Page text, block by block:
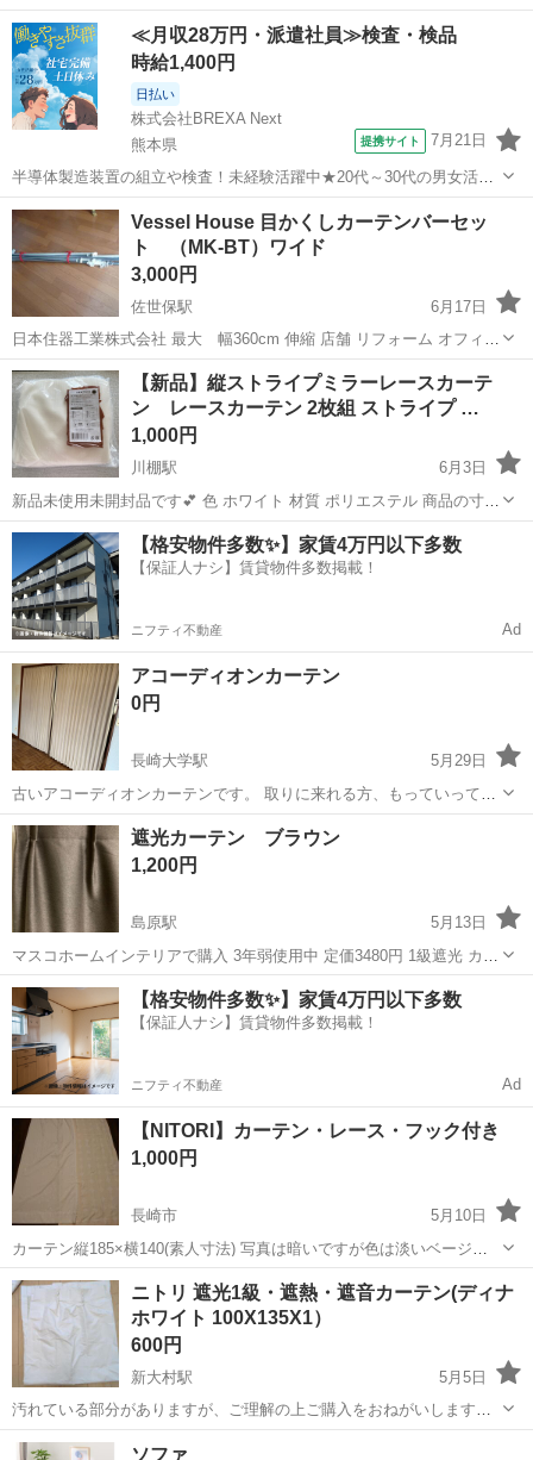
ラー：1.ウォームグレージュ 操作位置：右 部品色：ホワイト 巻き
方：逆巻き 280(mm)×高さ：1100(mm) 3本 取り付け簡単 最近購入
しました...
長崎 長崎市 赤迫駅 カーテン、ブラインド
ロールスクリーン
≪月収28万円・派遣社員≫検査・検品
時給1,400円
日払い
株式会社BREXA Next
熊本県
提携サイト 7月21日
半導体製造装置の組立や検査！未経験活躍中★20代～30代の男女活躍
中★ワンルーム寮完備！赴任旅費会社負担！マイカー通勤OK！無料駐
車場あり！正社員登用あり！《熊本県菊池郡大津町》 人気の工場のお
仕事 ◇半導体製造装置の組立...
熊本 その他
Vessel House 目かくしカーテンバーセッ
ト （MK-BT）ワイド
3,000円
佐世保駅
6月17日
日本住器工業株式会社 最大 幅360cm 伸縮 店舗 リフォーム オフィス
132～230cm 259～360cm ホワイト 突っ張り棒で店舗や住居の
間仕切りをするものです。店舗で使っていました。不要になったので
どな...
長崎 佐世保市 佐世保駅 カーテン、ブラインド
【新品】縦ストライプミラーレースカーテ
ン レースカーテン 2枚組 ストライプ …
1,000円
川棚駅
6月3日
新品未使用未開封品です︎💕︎ 色 ホワイト 材質 ポリエステル 商品の寸法
78長さ x 100幅 cm 不透明度 シアー 特徴 UVプロテクション, 断熱, 洗
濯可能, 調節可能, 軽量 【商品仕様】■素材 ポリエステ...
長崎 東彼杵郡 川棚駅 カーテン、ブラインド レース
【格安物件多数✨】家賃4万円以下多数
【保証人ナシ】賃貸物件多数掲載！
ニフティ不動産 Ad
アコーディオンカーテン
0円
長崎大学駅
5月29日
古いアコーディオンカーテンです。 取りに来れる方、もっていってく
ださい。 横250cm 縦206cm程です。 両開きで、レールもあります。
長崎 長崎市 長崎大学駅 カーテン、ブラインド
アコーディオン
遮光カーテン ブラウン
1,200円
島原駅
5月13日
マスコホームインテリアで購入 3年弱使用中 定価3480円 1級遮光 カラ
ー ブラウン サイズ100×178 2枚組 ヒダ1.5倍
長崎 島原市 島原駅 カーテン、ブラインド カーテン
【格安物件多数✨】家賃4万円以下多数
【保証人ナシ】賃貸物件多数掲載！
ニフティ不動産 Ad
【NITORI】カーテン・レース・フック付き
1,000円
長崎市
5月10日
カーテン縦185×横140(素人寸法) 写真は暗いですが色は淡いベージュ
です。 下のほうに少し毛玉がありますが全体的に綺麗です。 レースは
遮光、UVカット機能付き。 レースはあまり使用していませんので綺麗
です。
長崎 長崎市 カーテン、ブラインド カーテン
ニトリ 遮光1級・遮熱・遮音カーテン(ディナ
ホワイト 100X135X1）
600円
新大村駅
5月5日
汚れている部分がありますが、ご理解の上ご購入をおねがいします。
一枚です🎶 カーテン留めは付いていません。 よろしくお願いします☺️
長崎 大村市
ソファ